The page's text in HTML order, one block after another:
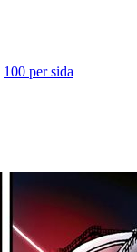
100 per sida